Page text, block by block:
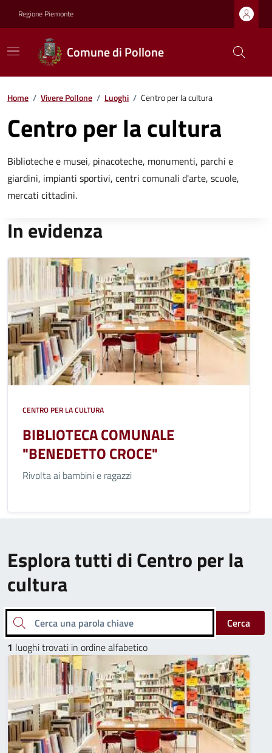
Regione Piemonte
Comune di Pollone
Home / Vivere Pollone / Luoghi / Centro per la cultura
Centro per la cultura
Biblioteche e musei, pinacoteche, monumenti, parchi e
giardini, impianti sportivi, centri comunali d'arte, scuole,
mercati cittadini.
In evidenza
CENTRO PER LA CULTURA
BIBLIOTECA COMUNALE
"BENEDETTO CROCE"
Rivolta ai bambini e ragazzi
Esplora tutti di Centro per la
cultura
Cerca una parola chiave
Cerca
1 luoghi trovati in ordine alfabetico